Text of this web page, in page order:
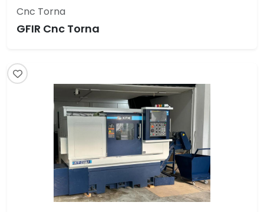
Cnc Torna
GFIR Cnc Torna